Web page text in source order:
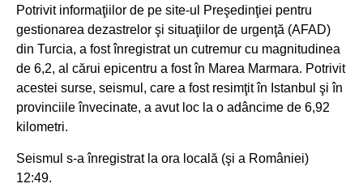
Potrivit informaţiilor de pe site-ul Preşedinţiei pentru
gestionarea dezastrelor şi situaţiilor de urgenţă (AFAD)
din Turcia, a fost înregistrat un cutremur cu magnitudinea
de 6,2, al cărui epicentru a fost în Marea Marmara. Potrivit
acestei surse, seismul, care a fost resimţit în Istanbul şi în
provinciile învecinate, a avut loc la o adâncime de 6,92
kilometri.
Seismul s-a înregistrat la ora locală (şi a României)
12:49.